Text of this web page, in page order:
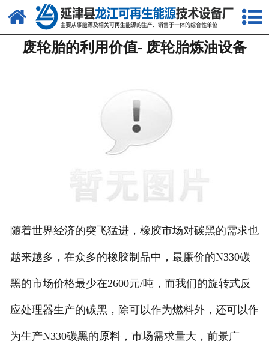
网站首页
关于我们
资质荣誉
联系我们
废轮胎的利用价值- 废轮胎炼油设备
随着世界经济的突飞猛进，橡胶市场对碳黑的需求也
越来越多，在众多的橡胶制品中，最廉价的N330碳
黑的市场价格最少在2600元/吨，而我们的旋转式反
应处理器生产的碳黑，除可以作为燃料外，还可以作
为生产N330碳黑的原料，市场需求量大，前景广